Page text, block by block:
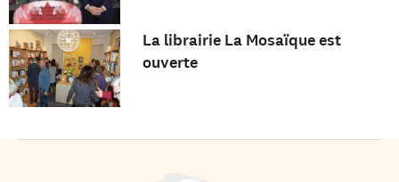
La librairie La Mosaïque est
ouverte